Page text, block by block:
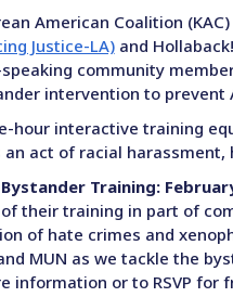
American Coalition
Justice-LA)and
community
intervention to prevent
hour interactive training
act of racial
Bystander Training:
their training in part of
of hate crimes and
MUN as we tackle the
information or to RSVP